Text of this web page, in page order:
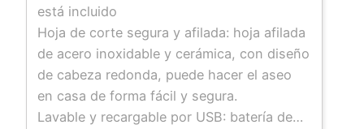
está incluido
Hoja de corte segura y afilada: hoja afilada
de acero inoxidable y cerámica, con diseño
de cabeza redonda, puede hacer el aseo
en casa de forma fácil y segura.
Lavable y recargable por USB: batería de